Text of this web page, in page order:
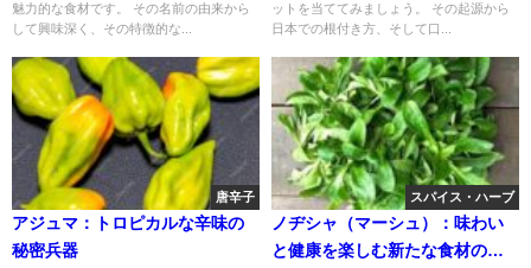
魅力的な食材です。 その名前の由来から
して興味深く、その特徴的な...
ットを当ててみましょう。 その起源から
日本での根付き方、そして口...
唐辛子
アジュマ：トロピカルな辛味の
秘密兵器
スパイス・ハーブ
ノヂシャ（マーシュ）：味わい
と健康を楽しむ新たな食材の魅